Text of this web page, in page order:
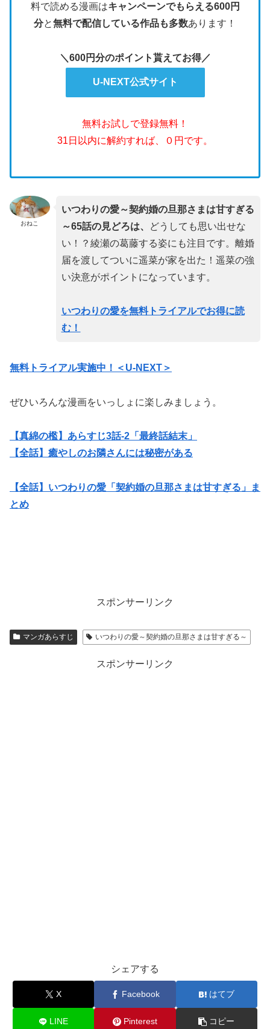
料で読める漫画はキャンペーンでもらえる600円
分と無料で配信している作品も多数あります！
＼600円分のポイント貰えてお得／
U-NEXT公式サイト
無料お試しで登録無料！
31日以内に解約すれば、０円です。
おねこ
いつわりの愛～契約婚の旦那さまは甘すぎる
～65話の見どろは、
どうしても思い出せな
い！？綾瀬の葛藤する姿にも注目です。離婚
届を渡してついに遥菜が家を出た！遥菜の強
い決意がポイントになっています。
いつわりの愛を無料トライアルでお得に読
む！
無料トライアル実施中！＜U-NEXT＞
ぜひいろんな漫画をいっしょに楽しみましょう。
【真綿の檻】あらすじ3話-2「最終話結末」
【全話】癒やしのお隣さんには秘密がある
【全話】いつわりの愛「契約婚の旦那さまは甘すぎる」ま
とめ
スポンサーリンク
マンガあらすじ いつわりの愛～契約婚の旦那さまは甘すぎる～
スポンサーリンク
シェアする
X Facebook はてブ
LINE Pinterest コピー